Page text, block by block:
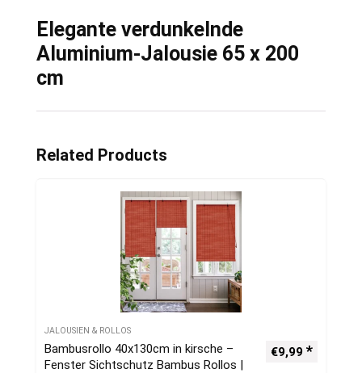
Elegante verdunkelnde
Aluminium-Jalousie 65 x 200
cm
Related Products
JALOUSIEN & ROLLOS
Bambusrollo 40x130cm in kirsche –
Fenster Sichtschutz Bambus Rollos |
€9,99